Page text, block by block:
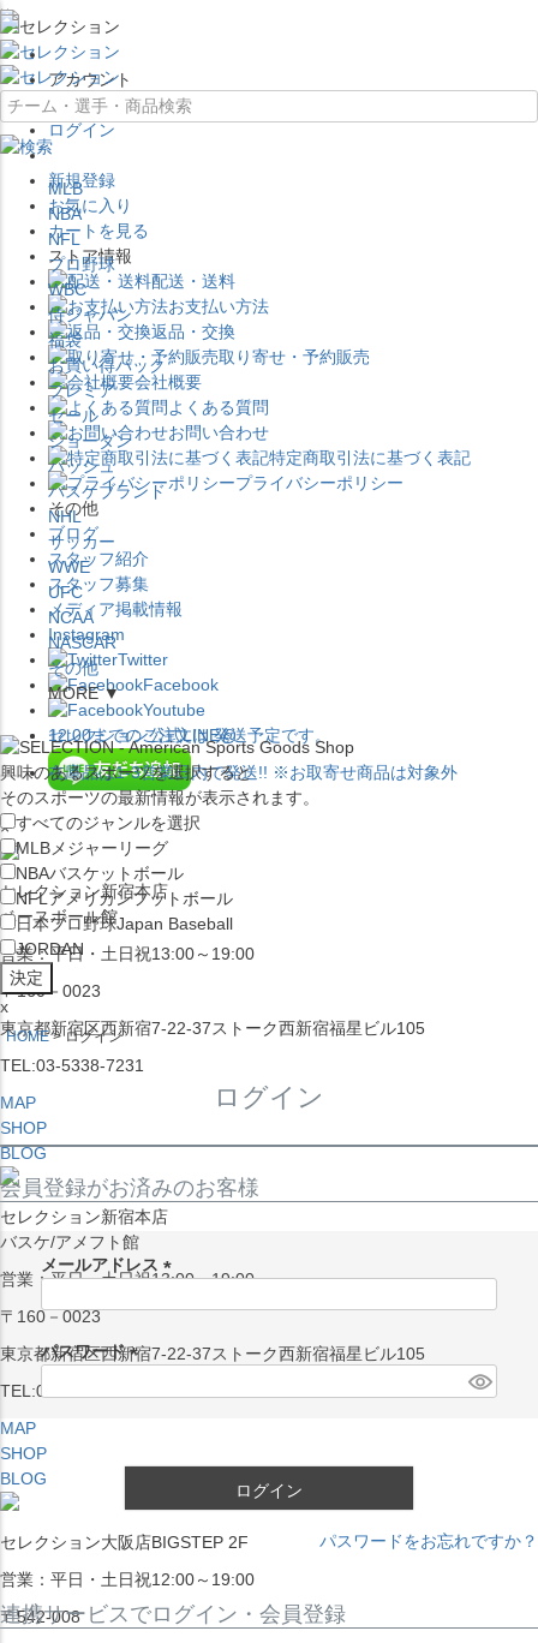
×
アカウント
ログイン
新規登録
お気に入り
カートを見る
ストア情報
配送・送料
お支払い方法
返品・交換
取り寄せ・予約販売
会社概要
よくある質問
お問い合わせ
特定商取引法に基づく表記
プライバシーポリシー
その他
ブログ
スタッフ紹介
スタッフ募集
メディア掲載情報
Instagram
Twitter
Facebook
Youtube
セレクション公式LINE@
×
セレクション新宿本店
ベースボール館
営業：平日・土日祝13:00～19:00
〒160－0023
東京都新宿区西新宿7-22-37ストーク西新宿福星ビル105
TEL:03-5338-7231
MAP
SHOP
BLOG
セレクション新宿本店
バスケ/アメフト館
営業：平日・土日祝13:00～19:00
〒160－0023
東京都新宿区西新宿7-22-37ストーク西新宿福星ビル105
TEL:03-5338-7231
MAP
SHOP
BLOG
セレクション大阪店BIGSTEP 2F
営業：平日・土日祝12:00～19:00
〒542-008
MLB
NBA
NFL
プロ野球
WBC
侍ジャパン
福袋
お買い得パック
プレミア
セール
ジョーダン
バッシュ
バスケブランド
NHL
サッカー
WWE
UFC
NCAA
NASCAR
その他
MORE ▼
12:00までのご注文は発送予定です。
在庫品は1-3営業日内で発送!! ※お取寄せ商品は対象外
興味のあるスポーツを選択すると
そのスポーツの最新情報が表示されます。
すべてのジャンルを選択
MLB メジャーリーグ
NBAバスケットボール
NFLアメリカンフットボール
日本プロ野球Japan Baseball
JORDAN
x
HOME ログイン
ログイン
会員登録がお済みのお客様
メールアドレス
須
)
パスワード
ログイン
パスワードをお忘れですか？
連携サービスでログイン・会員登録